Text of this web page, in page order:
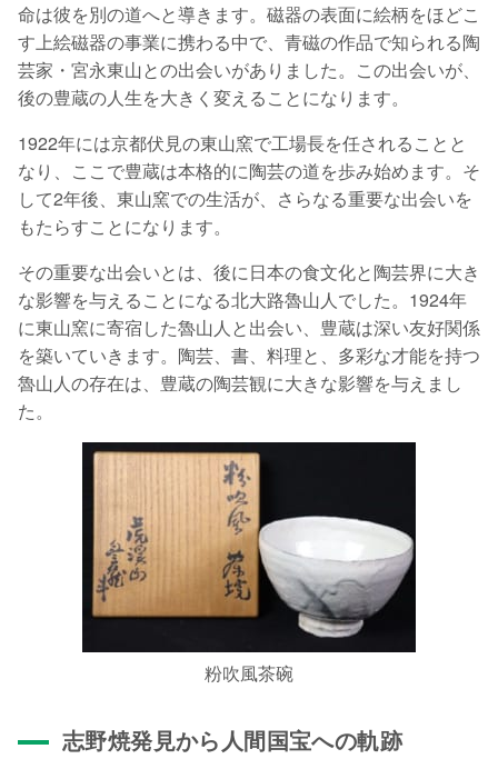
命は彼を別の道へと導きます。磁器の表面に絵柄をほどこ
す上絵磁器の事業に携わる中で、青磁の作品で知られる陶
芸家・宮永東山との出会いがありました。この出会いが、
後の豊蔵の人生を大きく変えることになります。
1922年には京都伏見の東山窯で工場長を任されることと
なり、ここで豊蔵は本格的に陶芸の道を歩み始めます。そ
して2年後、東山窯での生活が、さらなる重要な出会いを
もたらすことになります。
その重要な出会いとは、後に日本の食文化と陶芸界に大き
な影響を与えることになる北大路魯山人でした。1924年
に東山窯に寄宿した魯山人と出会い、豊蔵は深い友好関係
を築いていきます。陶芸、書、料理と、多彩な才能を持つ
魯山人の存在は、豊蔵の陶芸観に大きな影響を与えまし
た。
粉吹風茶碗
志野焼発見から人間国宝への軌跡